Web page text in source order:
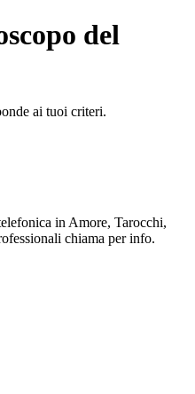
del
ai tuoi criteri.
in Amore, Tarocchi,
chiama per info.